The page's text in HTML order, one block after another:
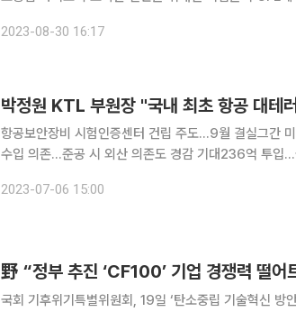
회에서 열린 ‘탄소중립 실현을 위한 CFE로의 전환과 가능
2023-08-30 16:17
항공보안장비 시험인증센터 건립 주도…9월 결실그간
수입 의존…준공 시 외산 의존도 경감 기대236억 투입…
력을 높이는 것은 물론, 외산 장비 의존 탈피, 국가 안전
2023-07-06 15:00
野 “정부 추진 ‘CF100’ 기업 경쟁력 떨어
국회 기후위기특별위원회, 19일 ‘탄소중립 기술혁신 방안’ 관련 공청회 개